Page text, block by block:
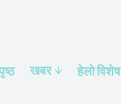
खबर हेलाे विशेष